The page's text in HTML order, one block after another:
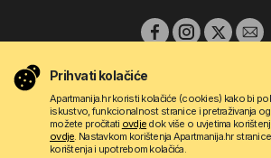
Prihvati kolačiće
Apartmanija.hr koristi kolačiće (cookies) kako bi
iskustvo, funkcionalnost stranice i pretraživanja
možete pročitati ovdje dok više o uvjetima
ovdje. Nastavkom korištenja Apartmanija.hr
korištenja i upotrebom kolačića.